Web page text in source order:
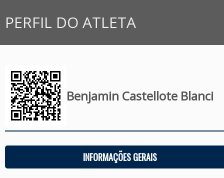
PERFIL DO ATLETA
Benjamin Castellote Blanci
INFORMAÇÕES GERAIS